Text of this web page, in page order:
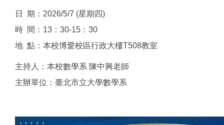
日 期：2026/5/7 (星期四)
時 間：13：30-15：30
地 點：本校博愛校區行政大樓T508教室
主持人：本校數學系 陳中興老師
主辦單位：臺北市立大學數學系